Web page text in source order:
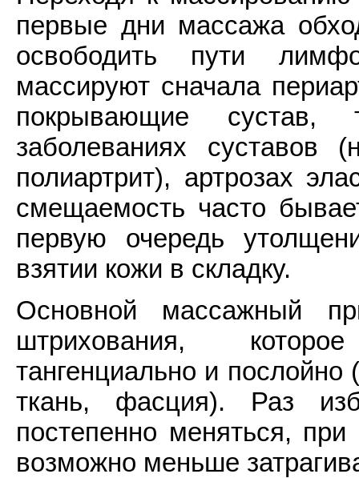
первые дни массажа
освободить пути
массируют сначала
покрывающие
заболеваниях суставов
полиартрит), артрозах
смещаемость часто
первую очередь
взятии кожи в складку.
Основной массажный
штрихования,
тангенциально и послойно
ткань, фасция). Раз
постепенно меняться,
возможно меньше